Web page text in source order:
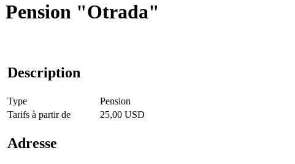
Pension "Otrada"
Description
Type
Pension
Tarifs à partir de
25,00 USD
Adresse